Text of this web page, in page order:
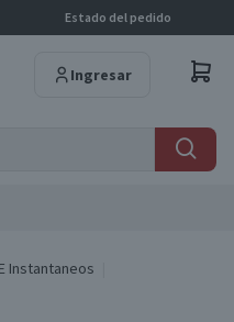
Estado del pedido
Ingresar
Instantaneos